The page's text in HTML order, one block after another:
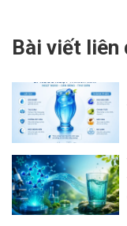
Bài viết liên